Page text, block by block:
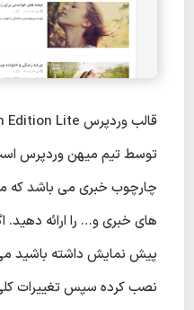
چارچوب خبری می باشد که می
های خبری و… را ارائه
پیش نمایش داشته باشید
نصب کرده سپس تغییرات